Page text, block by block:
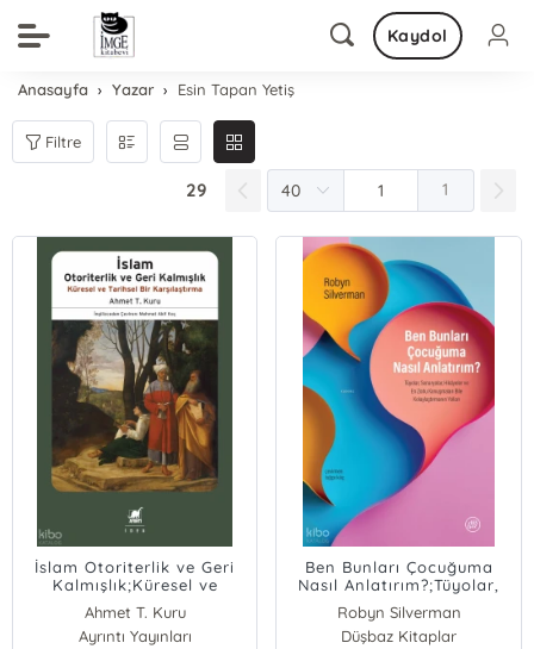
Kaydol
Anasayfa Yazar Esin Tapan Yetiş
Filtre
29 1
İslam Otoriterlik ve Geri
Kalmışlık;Küresel ve
Tarihsel Bir Karşılaştırma
Ahmet T. Kuru
Ayrıntı Yayınları
Ben Bunları Çocuğuma
Nasıl Anlatırım?;Tüyolar,
Senaryolar, Hikâyeler ve
En Zorlu Konuşmaları Bile
Kolaylaştırmanın Yolları
Robyn Silverman
Düşbaz Kitaplar